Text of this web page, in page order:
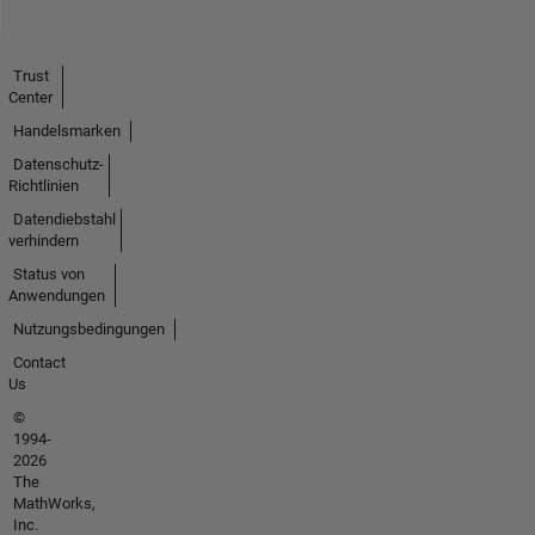
Trust
Center
Handelsmarken
Datenschutz-
Richtlinien
Datendiebstahl
verhindern
Status von
Anwendungen
Nutzungsbedingungen
Contact
Us
©
1994-
2026
The
MathWorks,
Inc.